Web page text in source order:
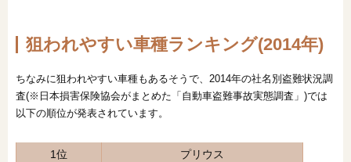
狙われやすい車種ランキング(2014年)
ちなみに狙われやすい車種もあるそうで、2014年の社名別盗難状況調
査(※日本損害保険協会がまとめた「自動車盗難事故実態調査」)では
以下の順位が発表されています。
1位
プリウス